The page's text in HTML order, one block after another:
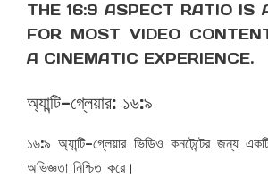
THE 16:9 ASPECT RATIO IS
FOR MOST VIDEO
A CINEMATIC EXPERIENCE.
অ্যান্টি-গ্লেয়ার: ১৬:৯
১৬:৯ অ্যান্টি-গ্লেয়ার ভিডিও কনটেন্টের জন্য
অভিজ্ঞতা নিশ্চিত করে।